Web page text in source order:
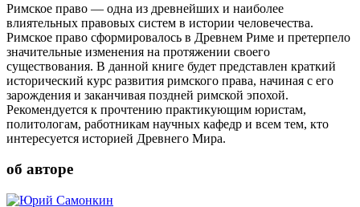
Римское право — одна из древнейших и наиболее
влиятельных правовых систем в истории человечества.
Римское право сформировалось в Древнем Риме и претерпело
значительные изменения на протяжении своего
существования. В данной книге будет представлен краткий
исторический курс развития римского права, начиная с его
зарождения и заканчивая поздней римской эпохой.
Рекомендуется к прочтению практикующим юристам,
политологам, работникам научных кафедр и всем тем, кто
интересуется историей Древнего Мира.
об авторе